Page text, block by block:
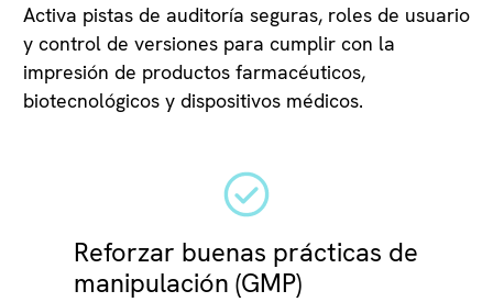
Activa pistas de auditoría seguras, roles de usuario
y control de versiones para cumplir con la
impresión de productos farmacéuticos,
biotecnológicos y dispositivos médicos.
Reforzar buenas prácticas de
manipulación (GMP)